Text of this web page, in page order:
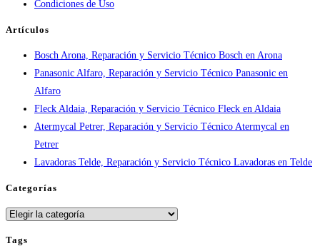
real
en
España
Condiciones de Uso
Artículos
Bosch Arona, Reparación y Servicio Técnico Bosch en Arona
Panasonic Alfaro, Reparación y Servicio Técnico Panasonic en
Alfaro
Fleck Aldaia, Reparación y Servicio Técnico Fleck en Aldaia
Atermycal Petrer, Reparación y Servicio Técnico Atermycal en
Petrer
Lavadoras Telde, Reparación y Servicio Técnico Lavadoras en Telde
Categorías
Categorías
Tags